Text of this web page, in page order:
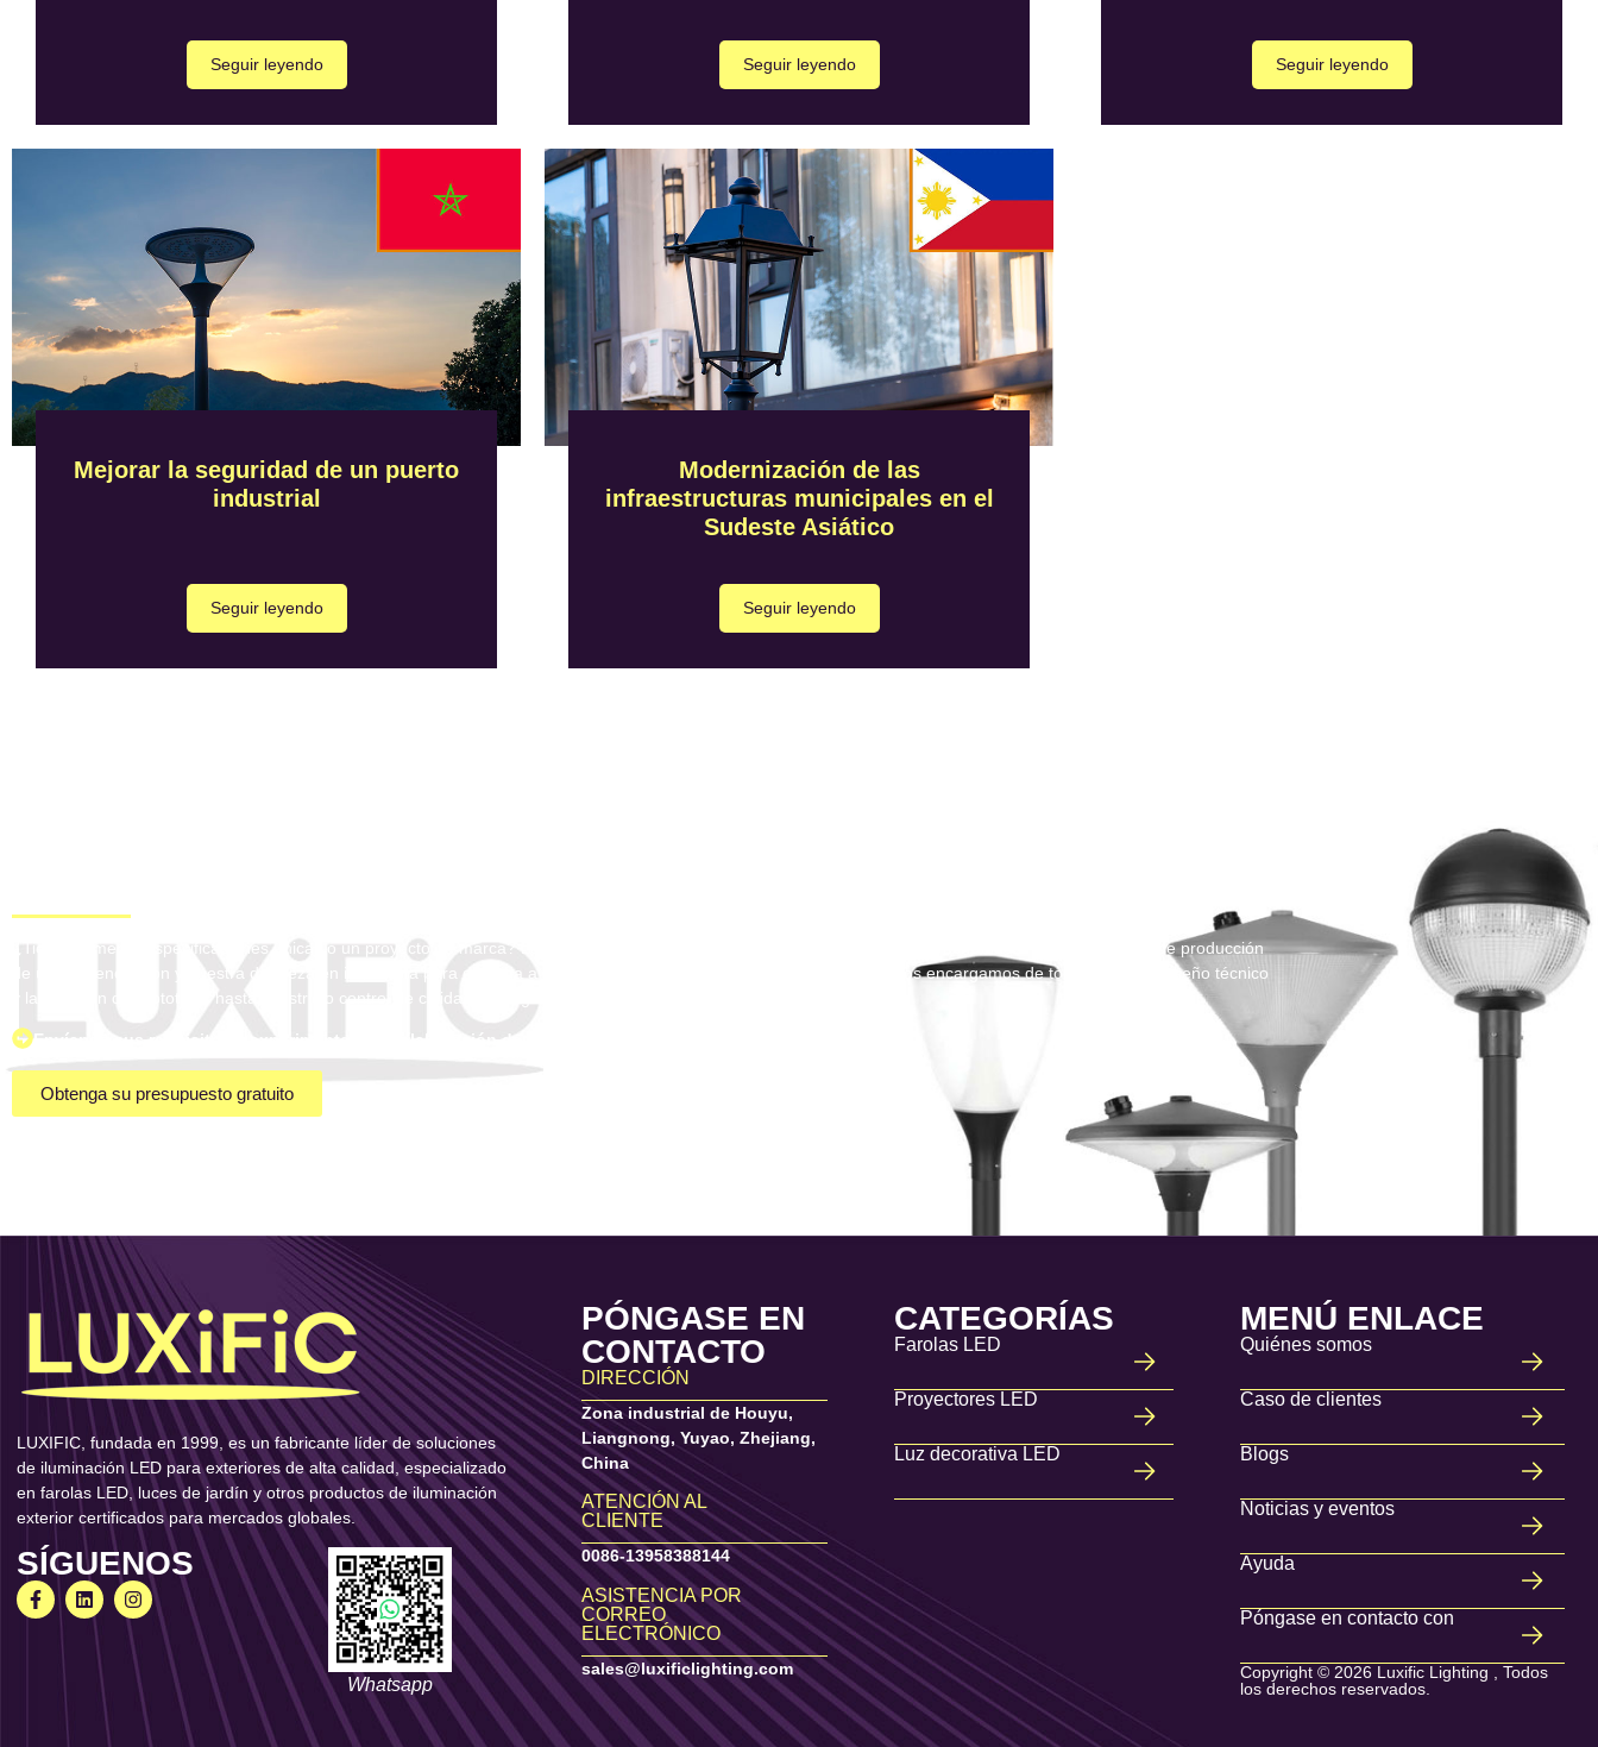
Seguir leyendo Seguir leyendo Seguir leyendo
Mejorar la seguridad de un puerto
industrial
Seguir leyendo
Modernización de las
infraestructuras municipales en el
Sudeste Asiático
Seguir leyendo
¿Tiene en mente especificaciones únicas o un proyecto de marca? Luxific Lighting destaca en servicios OEM y ODM. Aproveche nuestras instalaciones de producción
de última generación y nuestra destreza en ingeniería para dar vida a sus conceptos de iluminación personalizados. Nos encargamos de todo, desde el diseño técnico
y la creación de prototipos hasta el estricto control de calidad y la logística sin fisuras.
Envíenos sus requisitos y experimente una colaboración dedicada a su visión exacta.
Obtenga su presupuesto gratuito
LUXIFIC, fundada en 1999, es un fabricante líder de soluciones
de iluminación LED para exteriores de alta calidad, especializado
en farolas LED, luces de jardín y otros productos de iluminación
exterior certificados para mercados globales.
SÍGUENOS
Whatsapp
PÓNGASE EN
CONTACTO
DIRECCIÓN
Zona industrial de Houyu,
Liangnong, Yuyao, Zhejiang,
China
ATENCIÓN AL
CLIENTE
0086-13958388144
ASISTENCIA POR
CORREO
ELECTRÓNICO
sales@luxificlighting.com
CATEGORÍAS
Farolas LED
Proyectores LED
Luz decorativa LED
MENÚ ENLACE
Quiénes somos
Caso de clientes
Blogs
Noticias y eventos
Ayuda
Póngase en contacto con
Copyright © 2026 Luxific Lighting , Todos
los derechos reservados.